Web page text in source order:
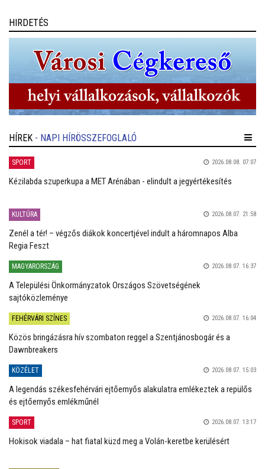
HIRDETÉS
HÍREK - NAPI HÍRÖSSZEFOGLALÓ
SPORT 2026.08.08. 07:07
Kézilabda szuperkupa a MET Arénában - elindult a jegyértékesítés
KULTÚRA 2026.08.07. 21:58
Zenél a tér! – végzős diákok koncertjével indult a háromnapos Alba
Regia Feszt
MAGYARORSZÁG 2026.08.07. 16:37
A Települési Önkormányzatok Országos Szövetségének
sajtóközleménye
FEHÉRVÁRI SZÍNES 2026.08.07. 16:04
Közös bringázásra hív szombaton reggel a Szentjánosbogár és a
Dawnbreakers
KÖZÉLET 2026.08.07. 15:03
A legendás székesfehérvári ejtőernyős alakulatra emlékeztek a repülős
és ejtőernyős emlékműnél
SPORT 2026.08.07. 13:17
Hokisok viadala – hat fiatal küzd meg a Volán-keretbe kerülésért